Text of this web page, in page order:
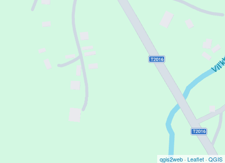
qgis2web · Leaflet · QGIS